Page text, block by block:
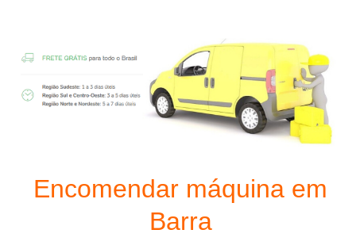
Encomendar máquina em
Barra